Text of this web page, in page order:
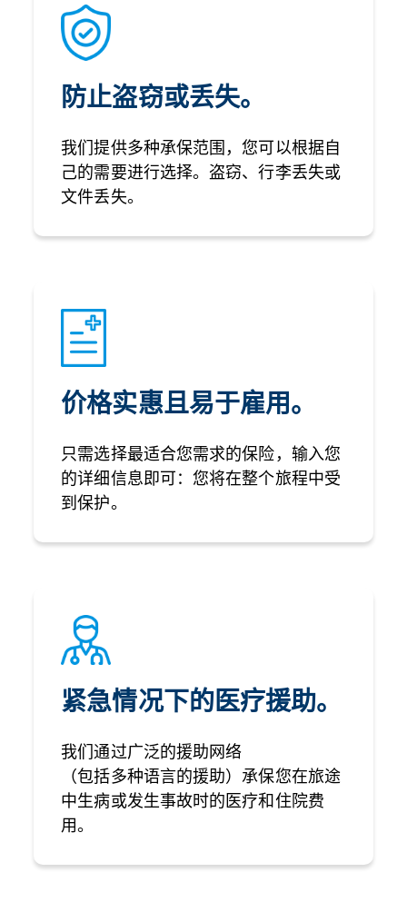
防止盗窃或丢失。
我们提供多种承保范围，您可以根据自
己的需要进行选择。盗窃、行李丢失或
文件丢失。
价格实惠且易于雇用。
只需选择最适合您需求的保险，输入您
的详细信息即可：您将在整个旅程中受
到保护。
紧急情况下的医疗援助。
我们通过广泛的援助网络
（包括多种语言的援助）承保您在旅途
中生病或发生事故时的医疗和住院费
用。